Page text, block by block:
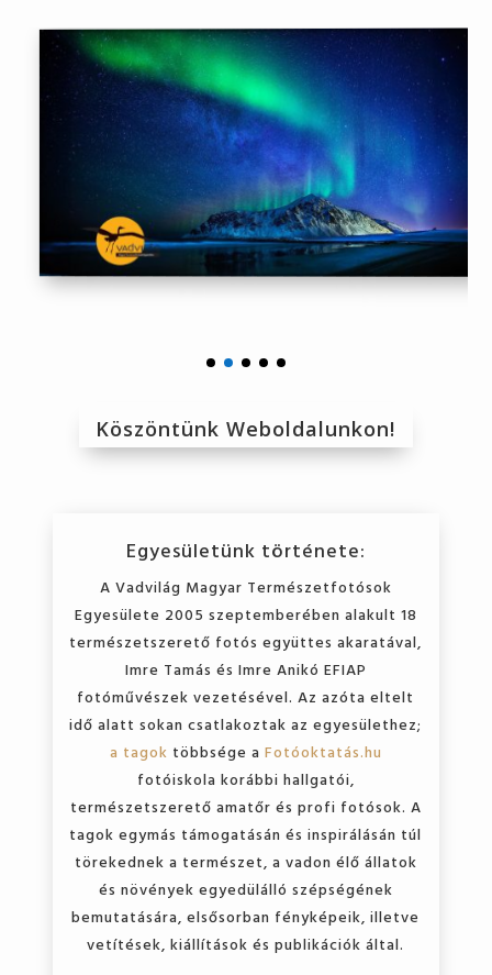
Köszöntünk Weboldalunkon!
Egyesületünk története:
A Vadvilág Magyar Természetfotósok
Egyesülete 2005 szeptemberében alakult 18
természetszerető fotós együttes akaratával,
Imre Tamás és Imre Anikó EFIAP
fotóművészek vezetésével. Az azóta eltelt
idő alatt sokan csatlakoztak az egyesülethez;
a tagok többsége a Fotóoktatás.hu
fotóiskola korábbi hallgatói,
természetszerető amatőr és profi fotósok. A
tagok egymás támogatásán és inspirálásán túl
törekednek a természet, a vadon élő állatok
és növények egyedülálló szépségének
bemutatására, elsősorban fényképeik, illetve
vetítések, kiállítások és publikációk által.